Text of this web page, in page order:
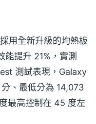
用全新升級的均熱板
能提升 21%，實測
測試表現，Galaxy
、最低分為 14,073
最高控制在 45 度左